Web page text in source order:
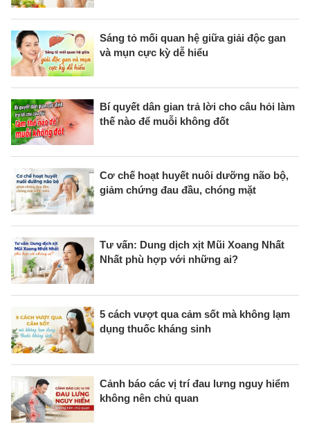
Sáng tỏ mối quan hệ giữa giải độc gan
và mụn cực kỳ dễ hiểu
Bí quyết dân gian trả lời cho câu hỏi làm
thế nào để muỗi không đốt
Cơ chế hoạt huyết nuôi dưỡng não bộ,
giảm chứng đau đầu, chóng mặt
Tư vấn: Dung dịch xịt Mũi Xoang Nhất
Nhất phù hợp với những ai?
5 cách vượt qua cảm sốt mà không lạm
dụng thuốc kháng sinh
Cảnh báo các vị trí đau lưng nguy hiểm
không nên chủ quan